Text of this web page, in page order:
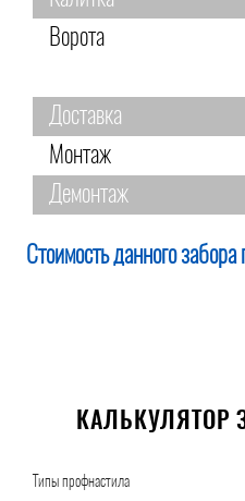
Ворота
Доставка
Монтаж
Демонтаж
Стоимость данного
КАЛЬКУЛЯТОР
Типы профнастила